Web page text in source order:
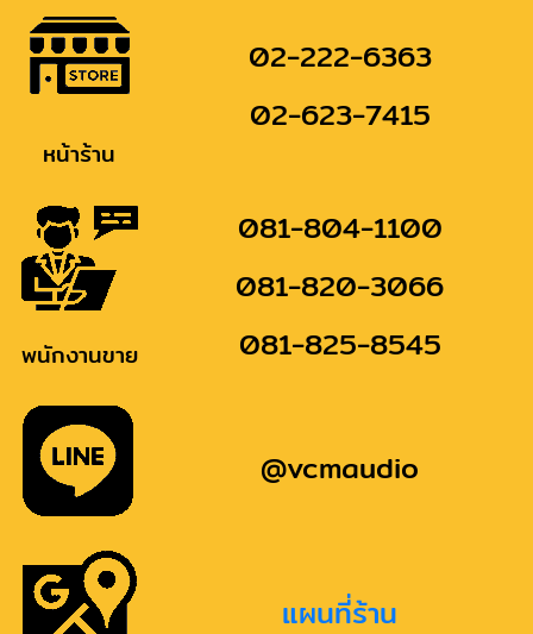
หน้าร้าน
02-222-6363
02-623-7415
พนักงานขาย
081-804-1100
081-820-3066
081-825-8545
@vcmaudio
แผนที่ร้าน